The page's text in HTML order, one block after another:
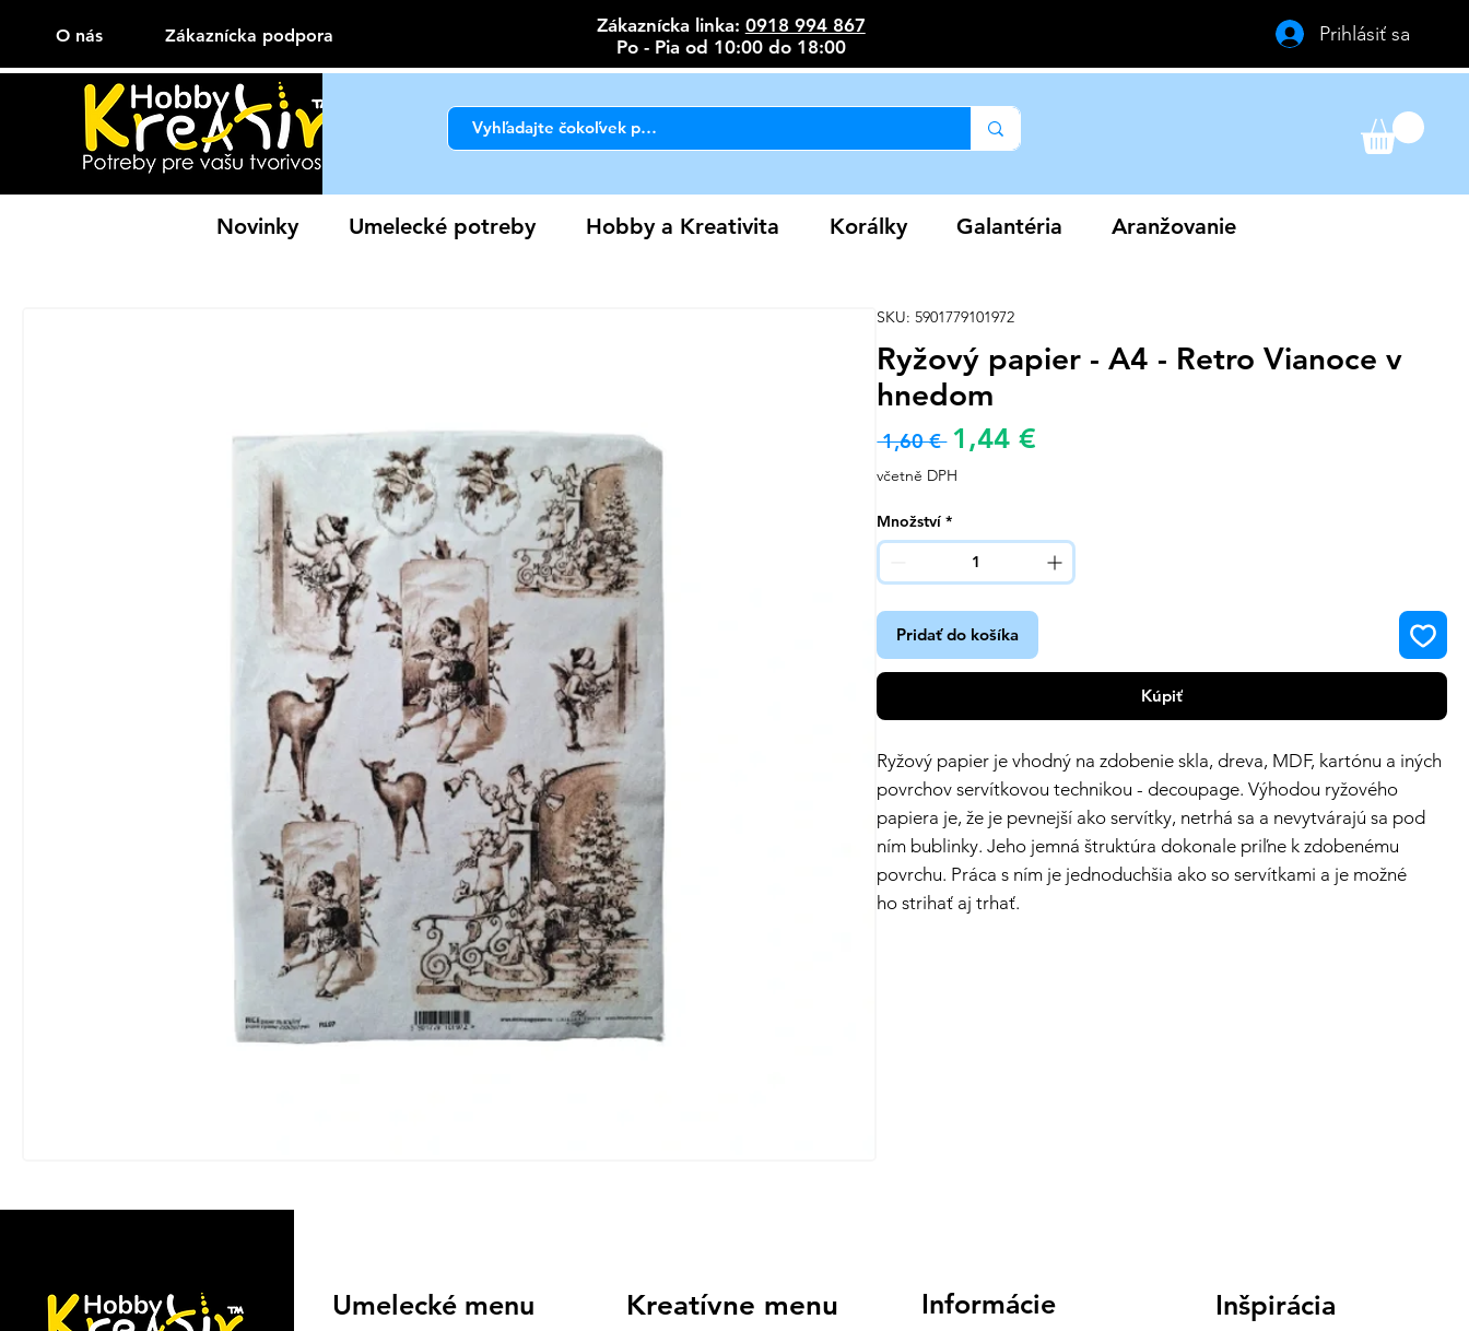
O nás Zákaznícka podpora Zákaznícka linka: 0918 994 867
Po - Pia od 10:00 do 18:00
Prihlásiť sa
Novinky Umelecké potreby Hobby a Kreativita Korálky Galantéria Aranžovanie
SKU: 5901779101972
Ryžový papier - A4 - Retro Vianoce v
hnedom
1,60 € Běžná
cena
1,44 €
včetně DPH
Množství *
Pridať do košíka
Kúpiť
Ryžový papier je vhodný na zdobenie skla, dreva, MDF, kartónu a iných
povrchov servítkovou technikou - decoupage. Výhodou ryžového
papiera je, že je pevnejší ako servítky, netrhá sa a nevytvárajú sa pod
ním bublinky. Jeho jemná štruktúra dokonale priľne k zdobenému
povrchu. Práca s ním je jednoduchšia ako so servítkami a je možné
ho strihať aj trhať.
Umelecké menu Kreatívne menu Informácie Inšpirácia